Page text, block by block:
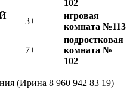
102
3+
игровая
комната №113
7+
подростковая
комната №
102
(Ирина 8 960 942 83 19)